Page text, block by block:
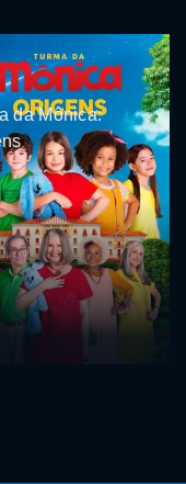
da Mônica: